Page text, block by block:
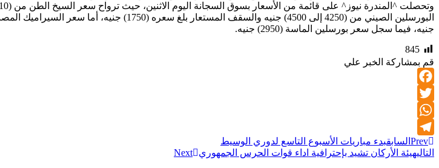
جنيه، فيما سجل سعر بورسلين الماسة (2950) جنيه.
845
قم بمشاركة الخبر علي
Facebook
Twitter
WhatsApp
Telegram
Prev السابقبدء مباريات الأسبوع التاسع لدوري الوسيط
التاليهيئة الأركان تشيد بإحترافية اداء قوات الحرس الجمهوري Next